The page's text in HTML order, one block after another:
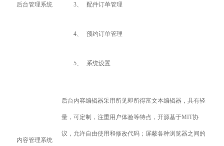
后台管理系统 3、 配件订单管理
4、 预约订单管理
5、 系统设置
内容管理系统
后台内容编辑器采用所见即所得富文本编辑器，具有轻
量，可定制，注重用户体验等特点，开源基于MIT协
议，允许自由使用和修改代码；屏蔽各种浏览器之间的